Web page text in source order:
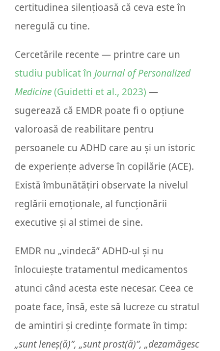
certitudinea silențioasă că ceva este în
neregulă cu tine.
Cercetările recente — printre care un
studiu publicat în Journal of Personalized
Medicine(Guidetti et al., 2023) —
sugerează că EMDR poate fi o opțiune
valoroasă de reabilitare pentru
persoanele cu ADHD care au și un istoric
de experiențe adverse în copilărie (ACE).
Există îmbunătățiri observate la nivelul
reglării emoționale, al funcționării
executive și al stimei de sine.
EMDR nu „vindecă” ADHD-ul și nu
înlocuiește tratamentul medicamentos
atunci când acesta este necesar. Ceea ce
poate face, însă, este să lucreze cu stratul
de amintiri și credințe formate în timp:
„sunt leneș(ă)”, „sunt prost(ă)”, „dezamăgesc